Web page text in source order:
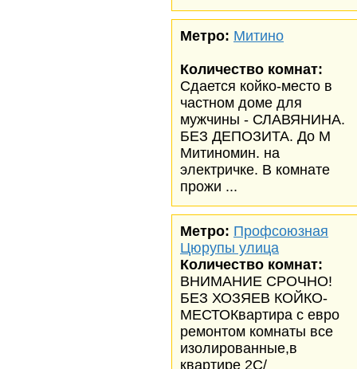
Метро: Митино
Количество комнат:
Сдается койко-место в
частном доме для
мужчины - СЛАВЯНИНА.
БЕЗ ДЕПОЗИТА. До М
Митиномин. на
электричке. В комнате
прожи ...
Метро: Профсоюзная
Цюрупы улица
Количество комнат:
ВНИМАНИЕ СРОЧНО!
БЕЗ ХОЗЯЕВ КОЙКО-
МЕСТОКвартира с евро
ремонтом комнаты все
изолированные,в
квартире 2С/